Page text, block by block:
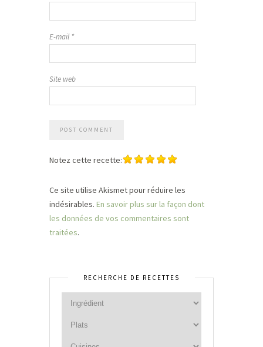
E-mail *
Site web
Notez cette recette:
Ce site utilise Akismet pour réduire les
indésirables. En savoir plus sur la façon dont
les données de vos commentaires sont
traitées.
RECHERCHE DE RECETTES